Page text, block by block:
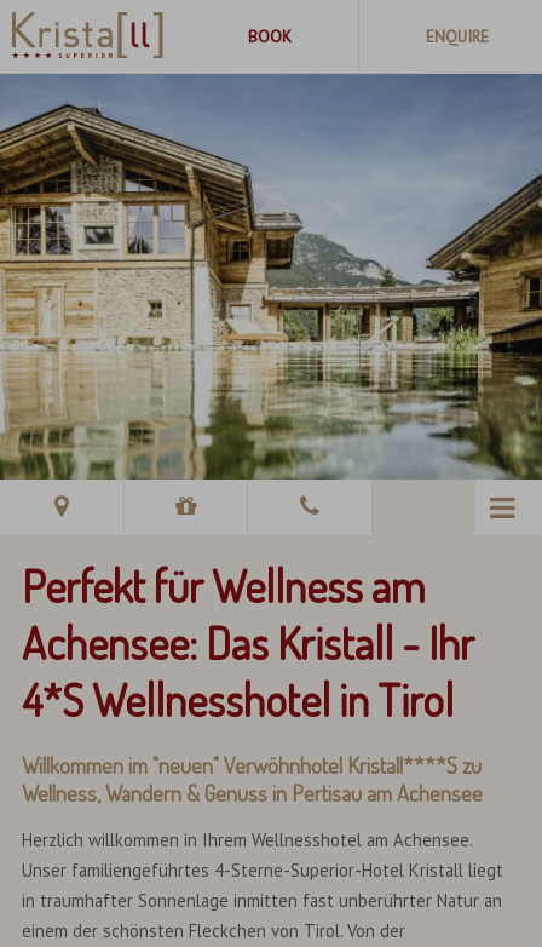
Perfekt für Wellness am
Achensee: Das Kristall - Ihr
4*S Wellnesshotel in Tirol
Willkommen im "neuen" Verwöhnhotel Kristall****S zu
Wellness, Wandern & Genuss in Pertisau am Achensee
Herzlich willkommen in Ihrem Wellnesshotel am Achensee.
Unser familiengeführtes 4-Sterne-Superior-Hotel Kristall liegt
in traumhafter Sonnenlage inmitten fast unberührter Natur an
einem der schönsten Fleckchen von Tirol. Von der